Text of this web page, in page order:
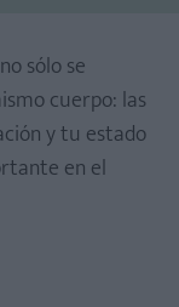
sólo se
cuerpo: las
y tu estado
en el